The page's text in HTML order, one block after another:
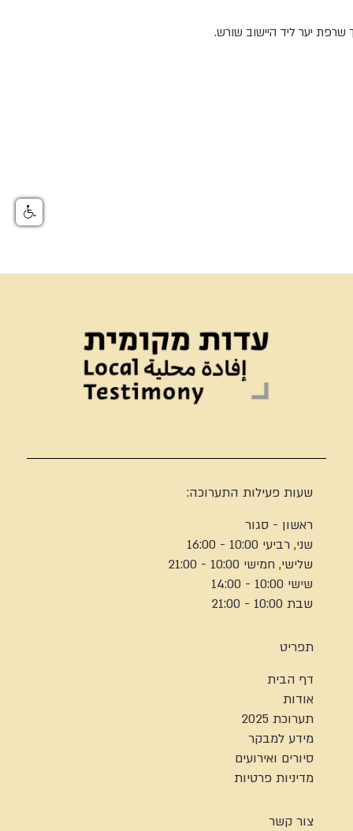
יער ליד היישוב שורש.
שעות פעילות התערוכה:
ראשון - סגור
שני, רביעי 10:00 - 16:00
שלישי, חמישי 10:00 - 21:00
שישי 10:00 - 14:00
שבת 10:00 - 21:00
תפריט
דף הבית
אודות
תערוכת 2025
מידע למבקר
סיורים ואירועים
מדיניות פרטיות
צור קשר